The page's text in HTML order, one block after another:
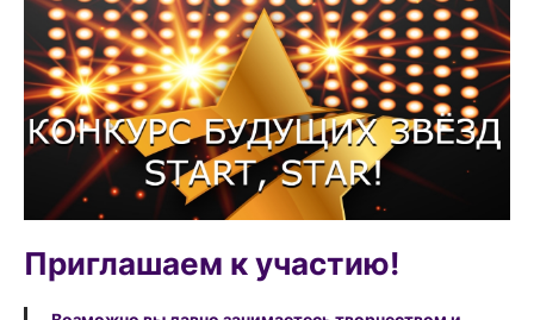
Приглашаем к участию!